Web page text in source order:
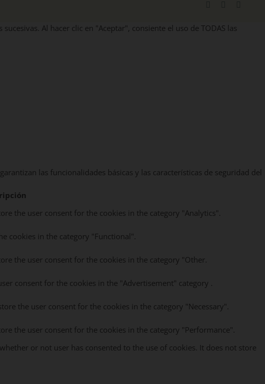
Al hacer clic en "Aceptar", consiente el uso de TODAS las
las funcionalidades básicas y las características de seguridad del
the user consent for the cookies in the category "Analytics".
cookies in the category "Functional".
the user consent for the cookies in the category "Other.
consent for the cookies in the "Advertisement" category .
the user consent for the cookies in the category "Necessary".
the user consent for the cookies in the category "Performance".
or not user has consented to the use of cookies. It does not store